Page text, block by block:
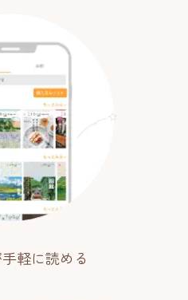
軽に読める